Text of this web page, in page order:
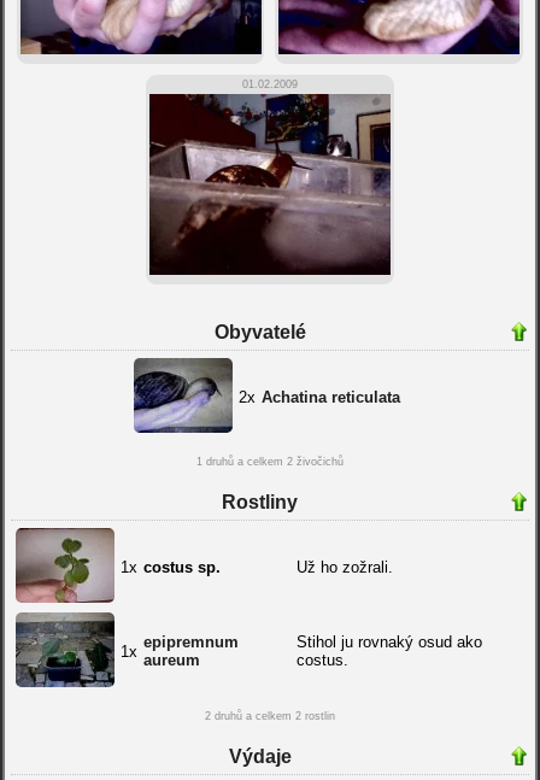
01.02.2009
Obyvatelé
2x Achatina reticulata
1 druhů a celkem 2 živočichů
Rostliny
1x costus sp. Už ho zožrali.
1x
epipremnum
aureum
Stihol ju rovnaký osud ako
costus.
2 druhů a celkem 2 rostlin
Výdaje